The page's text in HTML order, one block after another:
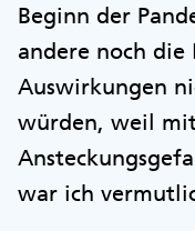
Beginn der
andere noch die
Auswirkungen
würden, weil
war ich